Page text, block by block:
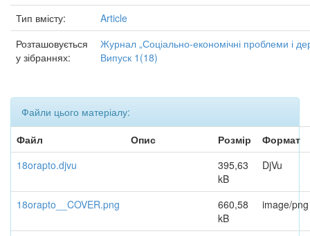
Тип вмісту:
Article
Розташовується
у зібраннях:
Журнал „Соціально-економічні проблеми і
Випуск 1(18)
Файли цього матеріалу:
Файл
Опис Розмір
Формат
18orapto.djvu
395,63
kB
DjVu
18orapto__COVER.png
660,58
kB
image/png